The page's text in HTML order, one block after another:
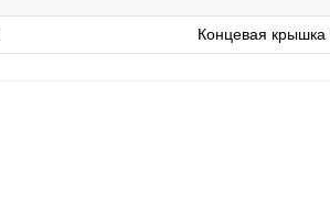
Концевая